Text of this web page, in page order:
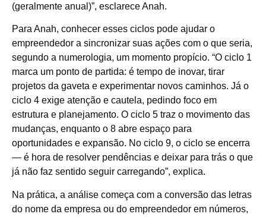
(geralmente anual)”, esclarece Anah.
Para Anah, conhecer esses ciclos pode ajudar o
empreendedor a sincronizar suas ações com o que seria,
segundo a numerologia, um momento propício. “O ciclo 1
marca um ponto de partida: é tempo de inovar, tirar
projetos da gaveta e experimentar novos caminhos. Já o
ciclo 4 exige atenção e cautela, pedindo foco em
estrutura e planejamento. O ciclo 5 traz o movimento das
mudanças, enquanto o 8 abre espaço para
oportunidades e expansão. No ciclo 9, o ciclo se encerra
— é hora de resolver pendências e deixar para trás o que
já não faz sentido seguir carregando”, explica.
Na prática, a análise começa com a conversão das letras
do nome da empresa ou do empreendedor em números,